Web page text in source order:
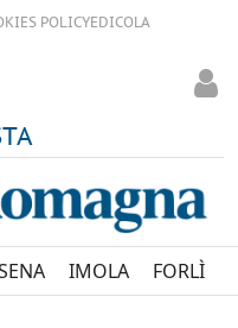
POLICYEDICOLA
IMOLA FORLÌ